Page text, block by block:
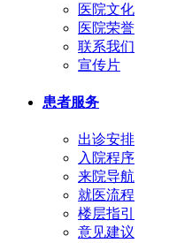
医院文化
医院荣誉
联系我们
宣传片
患者服务
出诊安排
入院程序
来院导航
就医流程
楼层指引
意见建议